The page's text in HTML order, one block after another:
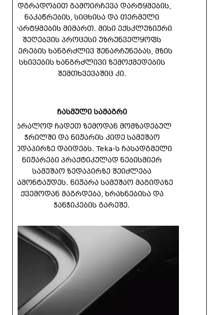
მდგრადობით გამოირჩევა დარტყმების,
ნაკაწრების, სიცხისა და თერმული
დარტყმების მიმართ. მისი ექსკლუზიური
შეღებვის პროცესი უზრუნველყოფს
ფერების ხანგრძლივ შენარჩუნებას, მზის
სხივების ხანგრძლივი ზემოქმედების
შემთხვევაშიც კი.
ჩასმული სამაგრი
უბრალოდ ჩადეთ ზემოდან მომზადებულ
ჭრილში და ნიჟარის კიდე სამუშაო
ზედაპირზე დაიდებს. Teka-ს ჩასადგმელი
ნიჟარები პრაქტიკულად ნებისმიერ
სამუშაო ზედაპირზე შეიძლება
დამონტაჟდეს. ნიჟარა სამუშაო მაგიდაზე
ქვემოდან მაგრდება, ხრახნებისა და
ჭანჭიკების გარეშე.